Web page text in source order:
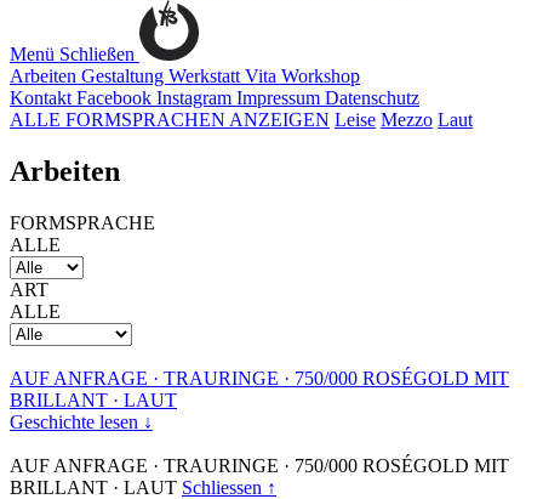
Menü Schließen
Arbeiten Gestaltung Werkstatt Vita Workshop
Kontakt Facebook Instagram Impressum Datenschutz
ALLE FORMSPRACHEN ANZEIGEN Leise Mezzo Laut
Arbeiten
FORMSPRACHE
ALLE
ART
ALLE
AUF ANFRAGE · TRAURINGE · 750/000 ROSÉGOLD MIT
BRILLANT · LAUT
Geschichte lesen ↓
AUF ANFRAGE · TRAURINGE · 750/000 ROSÉGOLD MIT
BRILLANT · LAUT Schliessen ↑